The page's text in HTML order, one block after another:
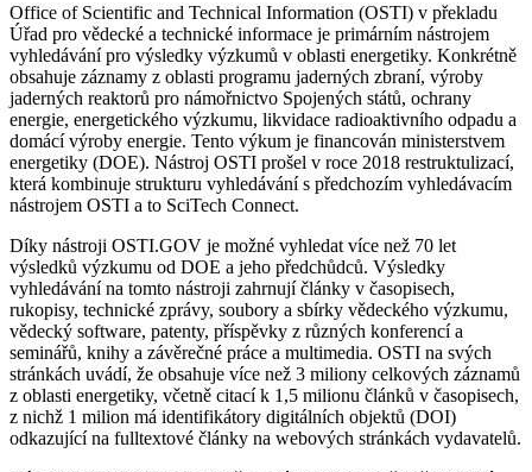
Office of Scientific and Technical Information (OSTI) v překladu
Úřad pro vědecké a technické informace je primárním nástrojem
vyhledávání pro výsledky výzkumů v oblasti energetiky. Konkrétně
obsahuje záznamy z oblasti programu jaderných zbraní, výroby
jaderných reaktorů pro námořnictvo Spojených států, ochrany
energie, energetického výzkumu, likvidace radioaktivního odpadu a
domácí výroby energie. Tento výkum je financován ministerstvem
energetiky (DOE). Nástroj OSTI prošel v roce 2018 restruktulizací,
která kombinuje strukturu vyhledávání s předchozím vyhledávacím
nástrojem OSTI a to SciTech Connect.
Díky nástroji OSTI.GOV je možné vyhledat více než 70 let
výsledků výzkumu od DOE a jeho předchůdců. Výsledky
vyhledávání na tomto nástroji zahrnují články v časopisech,
rukopisy, technické zprávy, soubory a sbírky vědeckého výzkumu,
vědecký software, patenty, příspěvky z různých konferencí a
seminářů, knihy a závěrečné práce a multimedia. OSTI na svých
stránkách uvádí, že obsahuje více než 3 miliony celkových záznamů
z oblasti energetiky, včetně citací k 1,5 milionu článků v časopisech,
z nichž 1 milion má identifikátory digitálních objektů (DOI)
odkazující na fulltextové články na webových stránkách vydavatelů.